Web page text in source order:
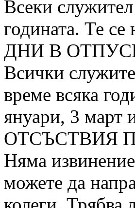
Всеки
годината. Те
ДНИ В
Всички
време всяка
януари, 3 март
ОТСЪСТВИЯ
Няма
можете да